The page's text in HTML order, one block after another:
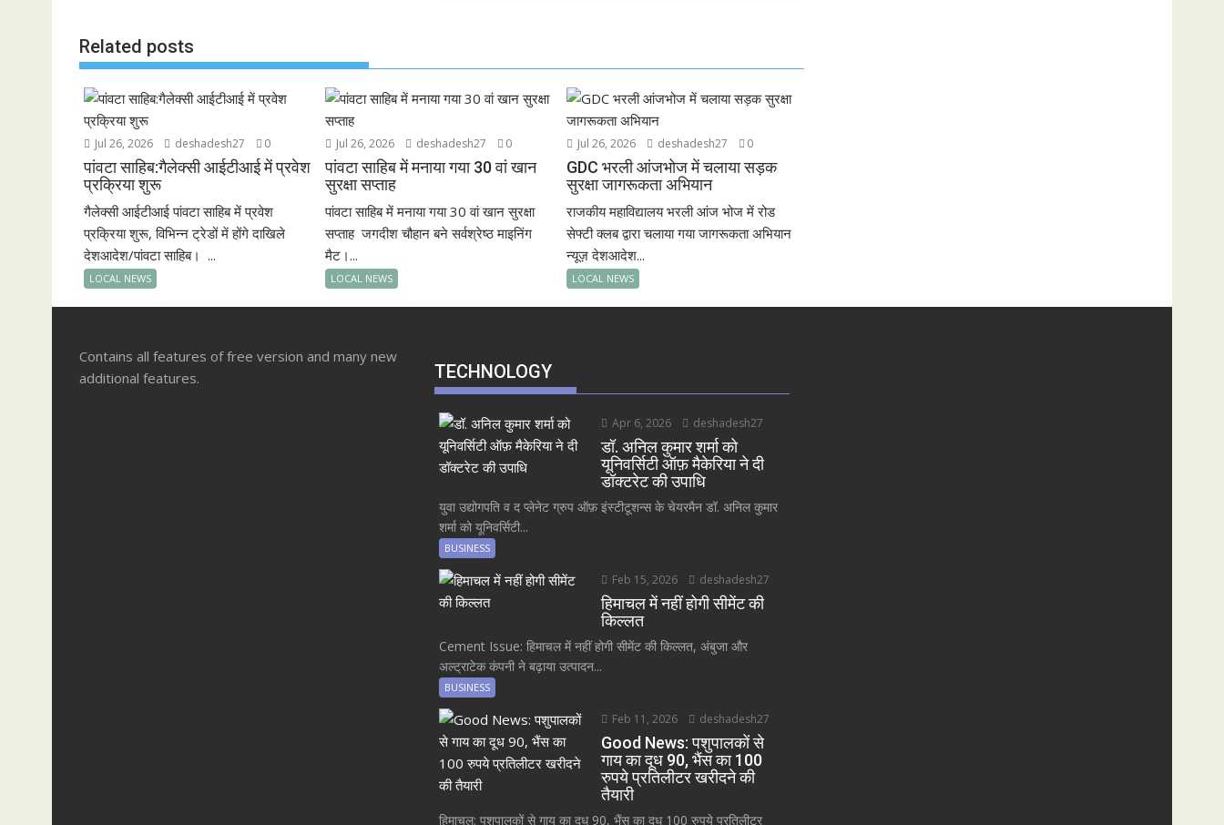
Related posts
Jul 26, 2026 deshadesh27 0
पांवटा साहिब:गैलेक्सी आईटीआई में प्रवेश
प्रक्रिया शुरू
गैलेक्सी आईटीआई पांवटा साहिब में प्रवेश
प्रक्रिया शुरू, विभिन्न ट्रेडों में होंगे दाखिले
देशआदेश/पांवटा साहिब। ...
LOCAL NEWS
Jul 26, 2026 deshadesh27 0
पांवटा साहिब में मनाया गया 30 वां खान
सुरक्षा सप्ताह
पांवटा साहिब में मनाया गया 30 वां खान सुरक्षा
सप्ताह जगदीश चौहान बने सर्वश्रेष्ठ माइनिंग
मैट।...
LOCAL NEWS
Jul 26, 2026 deshadesh27 0
GDC भरली आंजभोज में चलाया सड़क
सुरक्षा जागरूकता अभियान
राजकीय महाविद्यालय भरली आंज भोज में रोड
सेफ्टी क्लब द्वारा चलाया गया जागरूकता अभियान
न्यूज़ देशआदेश...
LOCAL NEWS
Contains all features of free version and many new
additional features.
TECHNOLOGY
Apr 6, 2026 deshadesh27
डॉ. अनिल कुमार शर्मा को
यूनिवर्सिटी ऑफ़ मैकेरिया ने दी
डॉक्टरेट की उपाधि
युवा उद्योगपति व द प्लेनेट ग्रुप ऑफ़ इंस्टीटूशन्स के चेयरमैन डॉ. अनिल कुमार
शर्मा को यूनिवर्सिटी...
BUSINESS
Feb 15, 2026 deshadesh27
हिमाचल में नहीं होगी सीमेंट की
किल्लत
Cement Issue: हिमाचल में नहीं होगी सीमेंट की किल्लत, अंबुजा और
अल्ट्राटेक कंपनी ने बढ़ाया उत्पादन...
BUSINESS
Feb 11, 2026 deshadesh27
Good News: पशुपालकों से
गाय का दूध 90, भैंस का 100
रुपये प्रतिलीटर खरीदने की
तैयारी
हिमाचल: पशुपालकों से गाय का दूध 90, भैंस का दूध 100 रुपये प्रतिलीटर